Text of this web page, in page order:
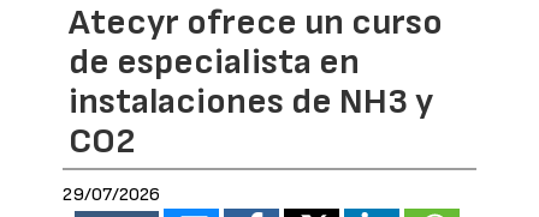
Atecyr ofrece un curso
de especialista en
instalaciones de NH3 y
CO2
29/07/2026